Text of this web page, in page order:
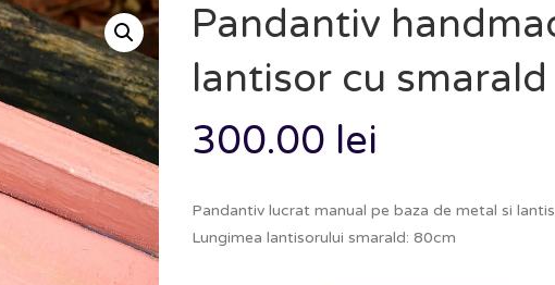
Pandantiv
lantisor cu smarald
300.00 lei
Pandantiv lucrat manual pe baza de metal si
Lungimea lantisorului smarald: 80cm